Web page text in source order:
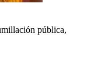
pública,